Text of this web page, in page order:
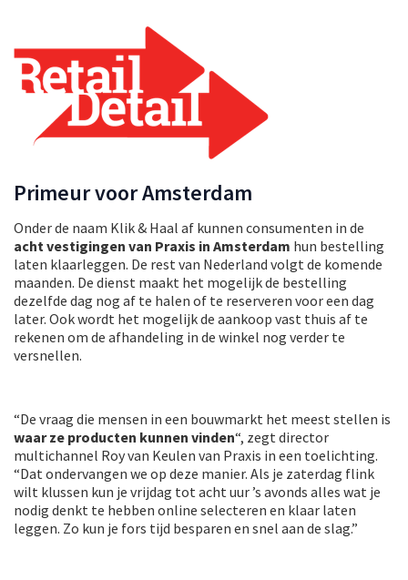
Primeur voor Amsterdam
Onder de naam Klik & Haal af kunnen consumenten in de
acht vestigingen van Praxis in Amsterdam hun bestelling
laten klaarleggen. De rest van Nederland volgt de komende
maanden. De dienst maakt het mogelijk de bestelling
dezelfde dag nog af te halen of te reserveren voor een dag
later. Ook wordt het mogelijk de aankoop vast thuis af te
rekenen om de afhandeling in de winkel nog verder te
versnellen.
“De vraag die mensen in een bouwmarkt het meest stellen is
waar ze producten kunnen vinden“, zegt director
multichannel Roy van Keulen van Praxis in een toelichting.
“Dat ondervangen we op deze manier. Als je zaterdag flink
wilt klussen kun je vrijdag tot acht uur ’s avonds alles wat je
nodig denkt te hebben online selecteren en klaar laten
leggen. Zo kun je fors tijd besparen en snel aan de slag.”